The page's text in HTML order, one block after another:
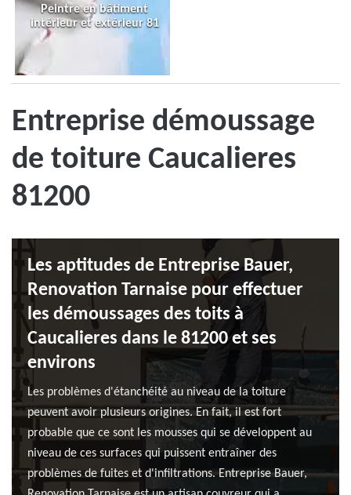
Peintre en bâtiment
intérieur et extérieur 81
Entreprise démoussage
de toiture Caucalieres
81200
Les aptitudes de Entreprise Bauer,
Renovation Tarnaise pour effectuer
les démoussages des toits à
Caucalieres dans le 81200 et ses
environs
Les problèmes d'étanchéité au niveau de la toiture
peuvent avoir plusieurs origines. En fait, il est fort
probable que ce sont les mousses qui se développent au
niveau de ces surfaces qui puissent entraîner des
problèmes de fuites et d'infiltrations. Entreprise Bauer,